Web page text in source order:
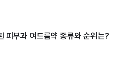
피부과 여드름약 종류와 순위는?